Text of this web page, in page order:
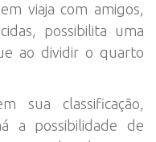
viaja com amigos,
possibilita uma
ao dividir o quarto
sua classificação,
a possibilidade de